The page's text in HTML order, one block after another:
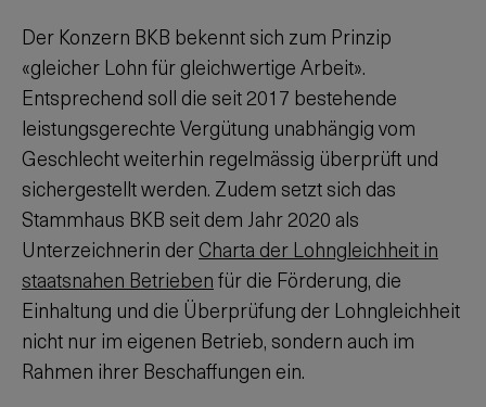
Der Konzern BKB bekennt sich zum Prinzip
«gleicher Lohn für gleichwertige Arbeit».
Entsprechend soll die seit 2017 bestehende
leistungsgerechte Vergütung unabhängig vom
Geschlecht weiterhin regelmässig überprüft und
sichergestellt werden. Zudem setzt sich das
Stammhaus BKB seit dem Jahr 2020 als
Unterzeichnerin derCharta der Lohngleichheit in
staatsnahen Betriebenfür die Förderung, die
Einhaltung und die Überprüfung der Lohngleichheit
nicht nur im eigenen Betrieb, sondern auch im
Rahmen ihrer Beschaffungen ein.